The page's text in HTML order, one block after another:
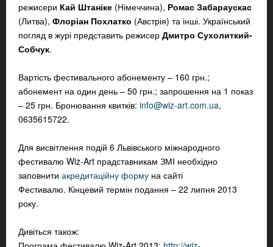
режисери Кай Штаніке (Німеччина), Ромас Забараускас
(Литва), Флоріан Похлатко (Австрія) та інші. Український
погляд в журі представить режисер Дмитро Сухолиткий-
Собчук.
Вартість фестивального абонементу – 160 грн.;
абонемент на один день – 50 грн.; запрошення на 1 показ
– 25 грн. Бронювання квитків: info@wiz-art.com.ua,
0635615722.
Для висвітлення подій 6 Львівського міжнародного
фестивалю Wiz-Art прадставникам ЗМІ необхідно
заповнити акредитаційну форму на сайті
Фестивалю. Кінцевий термін подання – 22 липня 2013
року.
Дивіться також: